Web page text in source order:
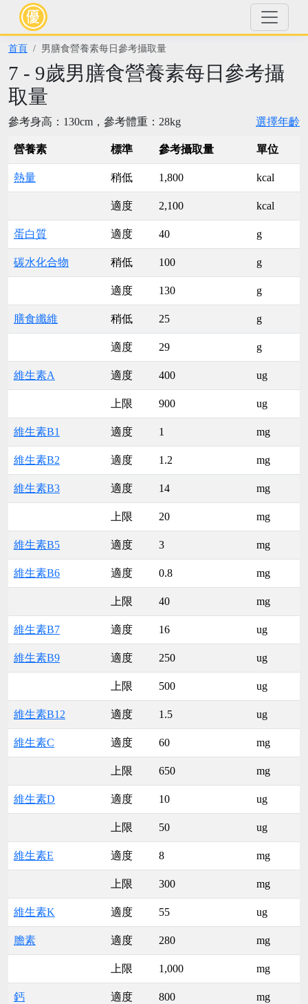
首頁 男膳食營養素每日參考攝取量
7 - 9歲男膳食營養素每日參考攝
取量
參考身高：130cm，參考體重：28kg 選擇年齡
營養素 標準 參考攝取量 單位
熱量 稍低 1,800 kcal
適度 2,100 kcal
蛋白質 適度 40 g
碳水化合物 稍低 100 g
適度 130 g
膳食纖維 稍低 25 g
適度 29 g
維生素A 適度 400 ug
上限 900 ug
維生素B1 適度 1 mg
維生素B2 適度 1.2 mg
維生素B3 適度 14 mg
上限 20 mg
維生素B5 適度 3 mg
維生素B6 適度 0.8 mg
上限 40 mg
維生素B7 適度 16 ug
維生素B9 適度 250 ug
上限 500 ug
維生素B12 適度 1.5 ug
維生素C 適度 60 mg
上限 650 mg
維生素D 適度 10 ug
上限 50 ug
維生素E 適度 8 mg
上限 300 mg
維生素K 適度 55 ug
膽素 適度 280 mg
上限 1,000 mg
鈣 適度 800 mg